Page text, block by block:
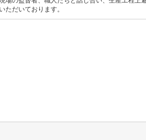
ただいております。